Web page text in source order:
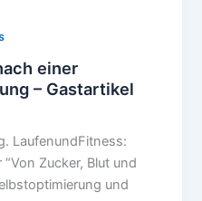
einer
– Gastartikel
LaufenundFitness:
Zucker, Blut und
und